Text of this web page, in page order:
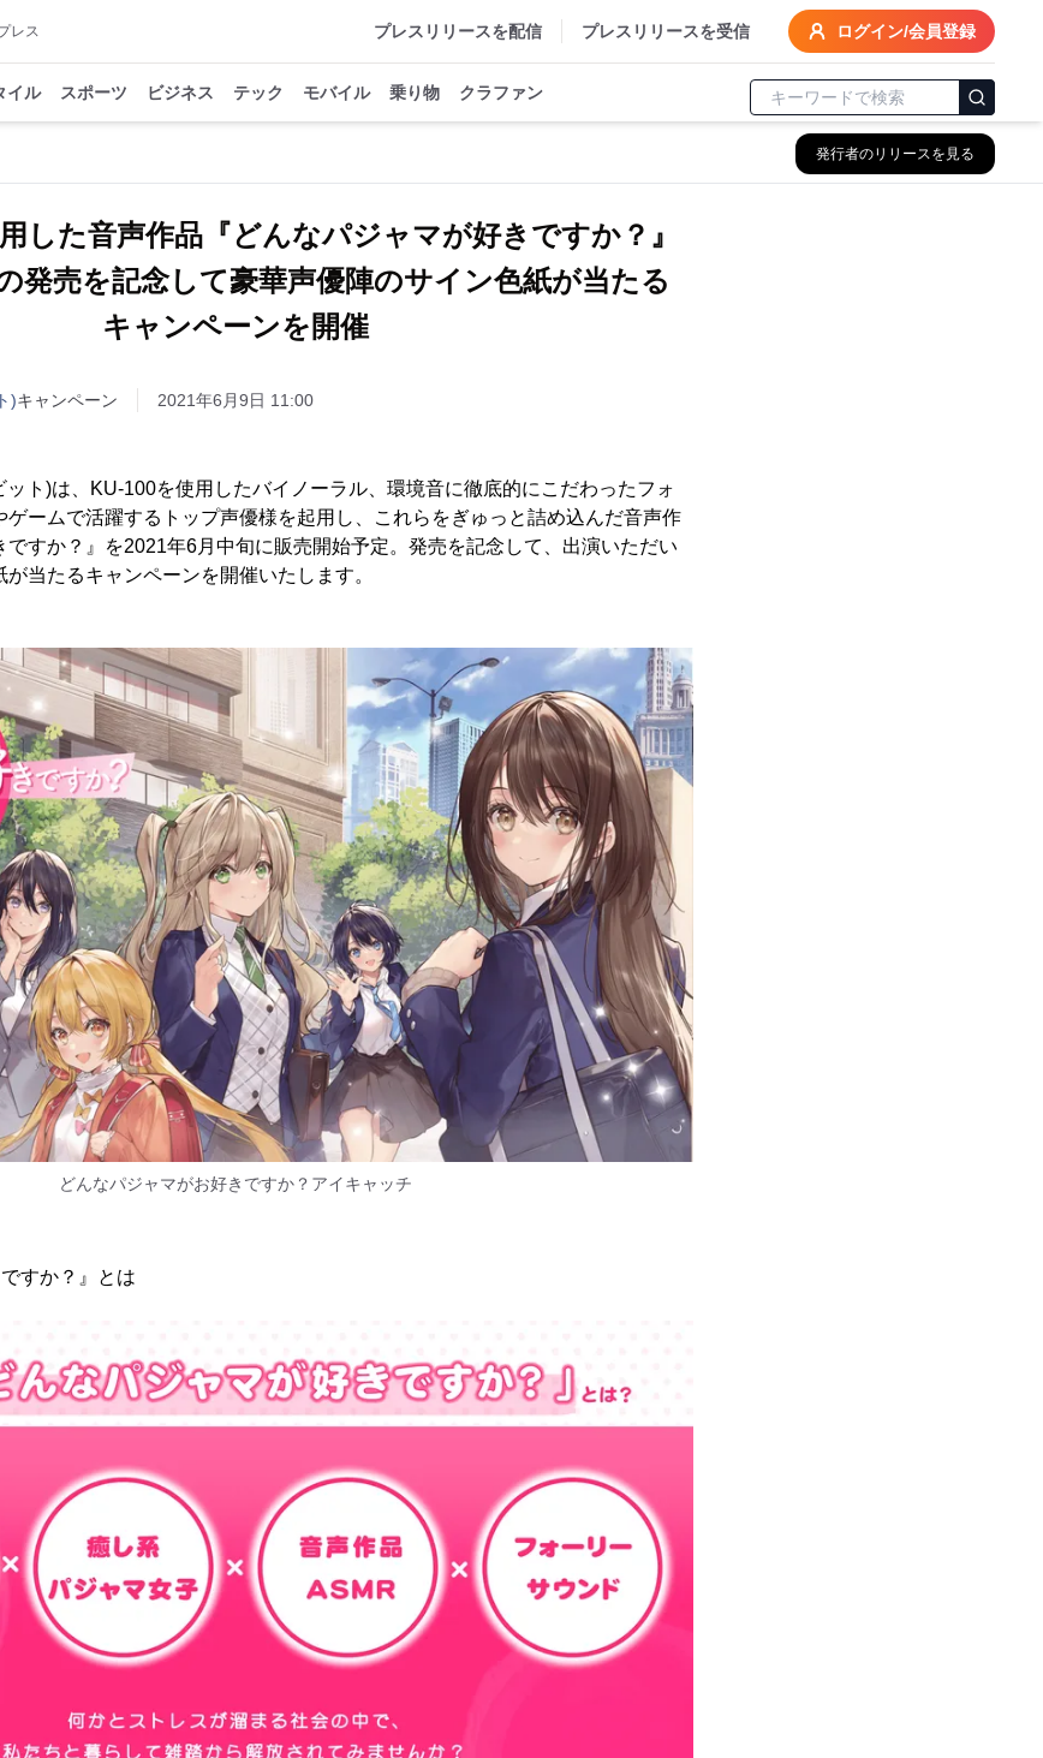
レス プレスリリースを配信 プレスリリースを受信 ログイン/会員登録
イル スポーツ ビジネス テック モバイル 乗り物 クラファン
発行者のリリースを見る
した音声作品『どんなパジャマが好きですか？』
発売を記念して豪華声優陣のサイン色紙が当たる
キャンペーンを開催
)キャンペーン 2021年6月9日 11:00
ト)は、KU-100を使用したバイノーラル、環境音に徹底的にこだわったフォ
ゲームで活躍するトップ声優様を起用し、これらをぎゅっと詰め込んだ音声作
すか？』を2021年6月中旬に販売開始予定。発売を記念して、出演いただい
当たるキャンペーンを開催いたします。
どんなパジャマがお好きですか？アイキャッチ
すか？』とは